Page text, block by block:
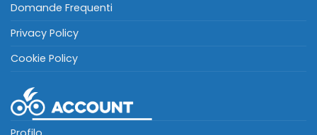
Domande Frequenti
Privacy Policy
Cookie Policy